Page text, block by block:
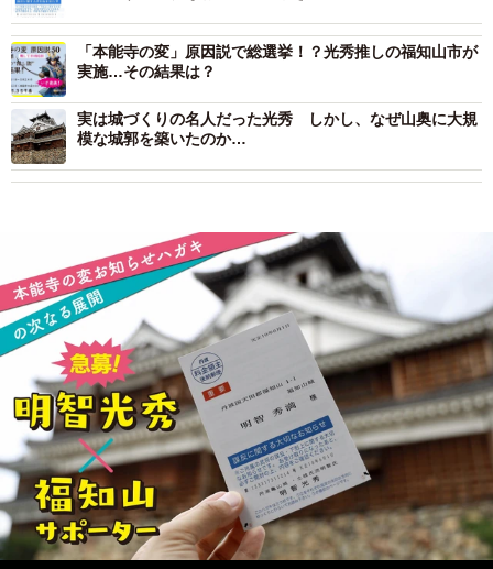
「本能寺の変」原因説で総選挙！？光秀推しの福知山市が
実施…その結果は？
実は城づくりの名人だった光秀 しかし、なぜ山奥に大規
模な城郭を築いたのか…